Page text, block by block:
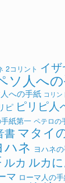
2コリント イザ
ソ人へ
への手紙 コリン
ピ ピリピ人
紙第一 ペテロの
書 マタイ
ハネ ヨハネ
ルカ ルカ
マ ローマ人の